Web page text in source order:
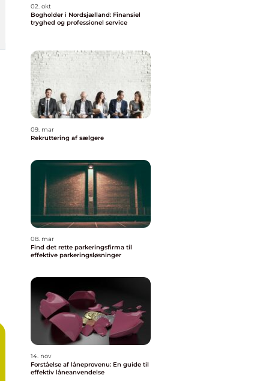
02. okt
Bogholder i Nordsjælland: Finansiel
tryghed og professionel service
09. mar
Rekruttering af sælgere
08. mar
Find det rette parkeringsfirma til
effektive parkeringsløsninger
14. nov
Forståelse af låneprovenu: En guide til
effektiv låneanvendelse